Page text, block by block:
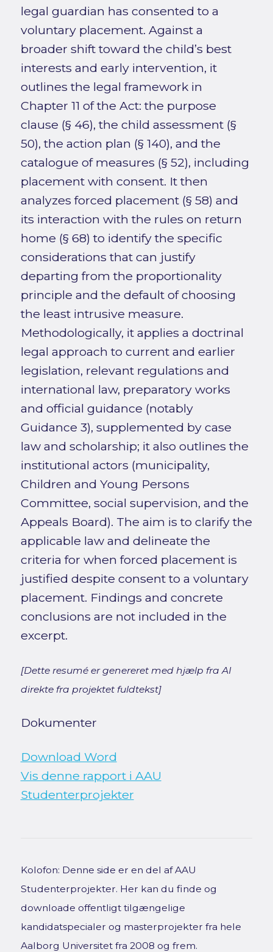
legal guardian has consented to a
voluntary placement. Against a
broader shift toward the child’s best
interests and early intervention, it
outlines the legal framework in
Chapter 11 of the Act: the purpose
clause (§ 46), the child assessment (§
50), the action plan (§ 140), and the
catalogue of measures (§ 52), including
placement with consent. It then
analyzes forced placement (§ 58) and
its interaction with the rules on return
home (§ 68) to identify the specific
considerations that can justify
departing from the proportionality
principle and the default of choosing
the least intrusive measure.
Methodologically, it applies a doctrinal
legal approach to current and earlier
legislation, relevant regulations and
international law, preparatory works
and official guidance (notably
Guidance 3), supplemented by case
law and scholarship; it also outlines the
institutional actors (municipality,
Children and Young Persons
Committee, social supervision, and the
Appeals Board). The aim is to clarify the
applicable law and delineate the
criteria for when forced placement is
justified despite consent to a voluntary
placement. Findings and concrete
conclusions are not included in the
excerpt.
[Dette resumé er genereret med hjælp fra AI
direkte fra projektet fuldtekst]
Dokumenter
Download Word
Vis denne rapport i AAU
Studenterprojekter
Kolofon: Denne side er en del af AAU
Studenterprojekter. Her kan du finde og
downloade offentligt tilgængelige
kandidatspecialer og masterprojekter fra hele
Aalborg Universitet fra 2008 og frem.